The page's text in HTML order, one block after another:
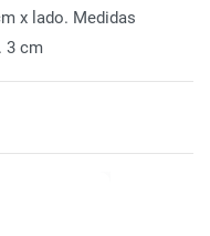
x lado. Medidas
3 cm